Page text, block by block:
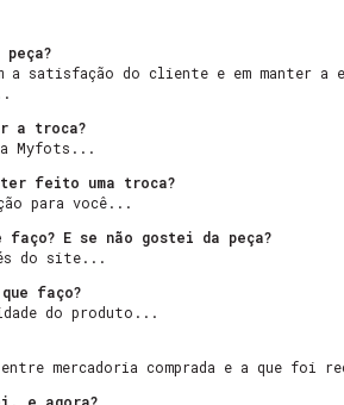
a satisfação do cliente e em manter
a troca?
Myfots...
ter feito uma troca?
para você...
E se não gostei da peça?
do site...
faço?
do produto...
mercadoria comprada e a que foi